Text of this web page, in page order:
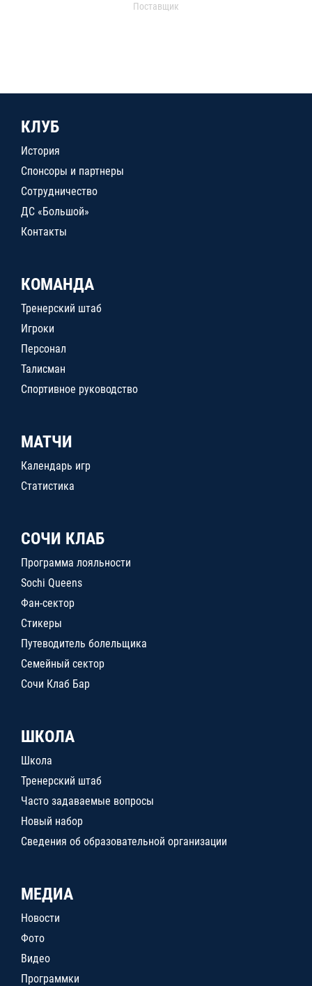
Поставщик
КЛУБ
История
Спонсоры и партнеры
Сотрудничество
ДС «Большой»
Контакты
КОМАНДА
Тренерский штаб
Игроки
Персонал
Талисман
Спортивное руководство
МАТЧИ
Календарь игр
Статистика
СОЧИ КЛАБ
Программа лояльности
Sochi Queens
Фан-сектор
Стикеры
Путеводитель болельщика
Семейный сектор
Сочи Клаб Бар
ШКОЛА
Школа
Тренерский штаб
Часто задаваемые вопросы
Новый набор
Сведения об образовательной организации
МЕДИА
Новости
Фото
Видео
Программки